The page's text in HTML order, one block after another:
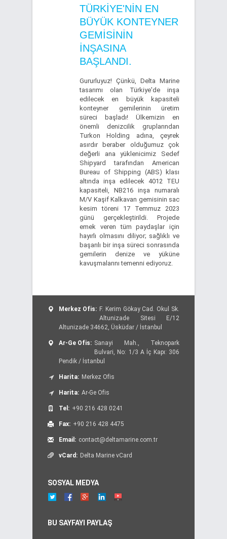
TÜRKİYE'NİN EN
BÜYÜK KONTEYNER
GEMİSİNİN
İNŞASINA
BAŞLANDI.
Gururluyuz! Çünkü, Delta Marine
tasarımı olan Türkiye'de inşa
edilecek en büyük kapasiteli
konteyner gemilerinin üretim
süreci başladı! Ülkemizin en
önemli denizcilik gruplarından
Turkon Holding adına, çeyrek
asırdır beraber olduğumuz çok
değerli ana yüklenicimiz Sedef
Shipyard tarafından American
Bureau of Shipping (ABS) klası
altında inşa edilecek 4012 TEU
kapasiteli, NB216 inşa numaralı
M/V Kaşif Kalkavan gemisinin sac
kesim töreni 17 Temmuz 2023
günü gerçekleştirildi. Projede
emek veren tüm paydaşlar için
hayırlı olmasını diliyor; sağlıklı ve
başarılı bir inşa süreci sonrasında
gemilerin denize ve yüküne
kavuşmalarını temenni ediyoruz.
Merkez Ofis: F. Kerim Gökay Cad. Okul Sk.
Altunizade Sitesi E/12
Altunizade 34662, Üsküdar / İstanbul
Ar-Ge Ofis: Sanayi Mah., Teknopark
Bulvari, No: 1/3 A İç Kapı: 306
Pendik / İstanbul
Harita: Merkez Ofis
Harita: Ar-Ge Ofis
Tel: +90 216 428 0241
Fax: +90 216 428 4475
Email: contact@deltamarine.com.tr
vCard: Delta Marine vCard
SOSYAL MEDYA
BU SAYFAYI PAYLAŞ